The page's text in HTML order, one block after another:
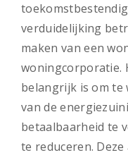
verduidelijking
maken van een
woningcorporatie.
belangrijk is om te
van de
betaalbaarheid te
te reduceren.